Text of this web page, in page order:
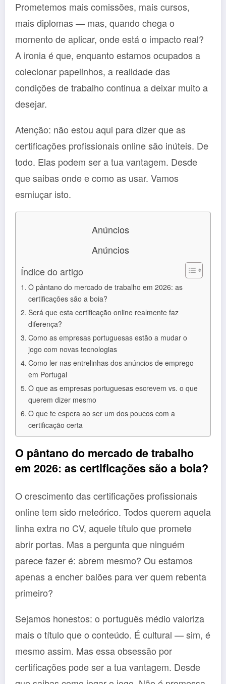
Prometemos mais comissões, mais cursos,
mais diplomas — mas, quando chega o
momento de aplicar, onde está o impacto real?
A ironia é que, enquanto estamos ocupados a
colecionar papelinhos, a realidade das
condições de trabalho continua a deixar muito a
desejar.
Atenção: não estou aqui para dizer que as
certificações profissionais online são inúteis. De
todo. Elas podem ser a tua vantagem. Desde
que saibas onde e como as usar. Vamos
esmiuçar isto.
Anúncios
Anúncios
Índice do artigo
O pântano do mercado de trabalho em 2026: as
certificações são a boia?
Será que esta certificação online realmente faz
diferença?
Como as empresas portuguesas estão a mudar o
jogo com novas tecnologias
Como ler nas entrelinhas dos anúncios de emprego
em Portugal
O que as empresas portuguesas escrevem vs. o que
querem dizer mesmo
O que te espera ao ser um dos poucos com a
certificação certa
O pântano do mercado de trabalho
em 2026: as certificações são a boia?
O crescimento das certificações profissionais
online tem sido meteórico. Todos querem aquela
linha extra no CV, aquele título que promete
abrir portas. Mas a pergunta que ninguém
parece fazer é: abrem mesmo? Ou estamos
apenas a encher balões para ver quem rebenta
primeiro?
Sejamos honestos: o português médio valoriza
mais o título que o conteúdo. É cultural — sim, é
mesmo assim. Mas essa obsessão por
certificações pode ser a tua vantagem. Desde